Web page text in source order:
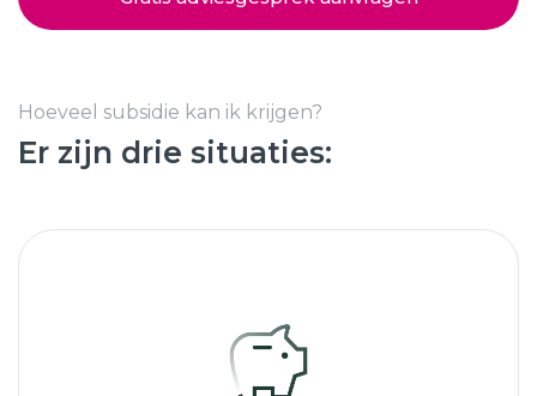
Hoeveel subsidie kan ik krijgen?
Er zijn drie situaties: